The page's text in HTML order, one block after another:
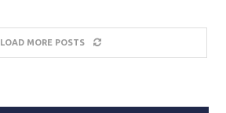
LOAD MORE POSTS